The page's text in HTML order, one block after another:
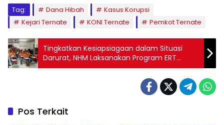
Tag: Dana Hibah
Kasus Korupsi
Kejari Ternate
KONI Ternate Pemkot Ternate
Tingkatkan Kesiapsiagaan dalam Situasi
Darurat, NHM Laksanakan Program ERT
Volunteer
Pos Terkait